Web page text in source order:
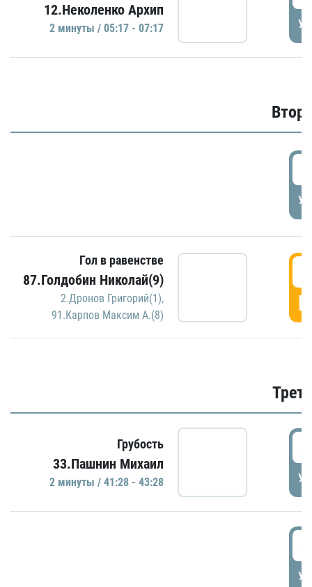
12.Неколенко Архип
2 минуты / 05:17 - 07:17
Гол в равенстве
87.Голдобин Николай(9)
2.Дронов Григорий(1),
91.Карпов Максим А.(8)
Грубость
33.Пашнин Михаил
2 минуты / 41:28 - 43:28